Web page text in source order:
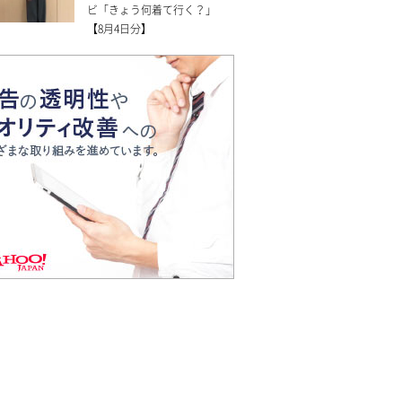
ビ「きょう何着て行く？」
【8月4日分】